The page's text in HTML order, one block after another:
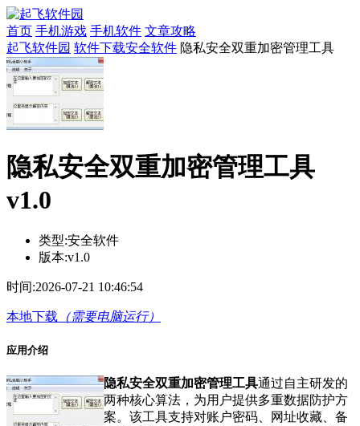
首页 手机游戏 手机软件 文章攻略
起飞软件园 软件下载安全软件 隐私安全双重加密管理工具
隐私安全双重加密管理工具
v1.0
类型:安全软件
版本:v1.0
时间:2026-07-21 10:46:54
本地下载 （需要电脑运行）
应用介绍
隐私安全双重加密管理工具通过自主研发的
两种核心算法，为用户提供多重数据防护方
案。该工具支持对账户密码、网址收藏、备